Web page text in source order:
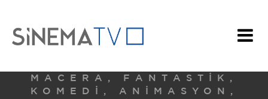
MACERA, FANTASTIK,
KOMEDI, ANIMASYON,